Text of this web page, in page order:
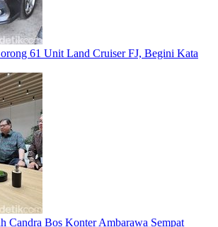
61 Unit Land Cruiser FJ, Begini Kata
Candra Bos Konter Ambarawa Sempat